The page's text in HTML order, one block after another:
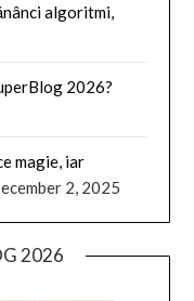
algoritmi,
2026?
magie, iar
2, 2025
2026